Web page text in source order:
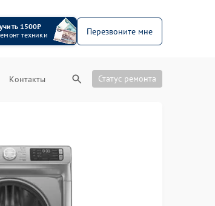
1500₽
техники
Перезвоните мне
Контакты Статус ремонта